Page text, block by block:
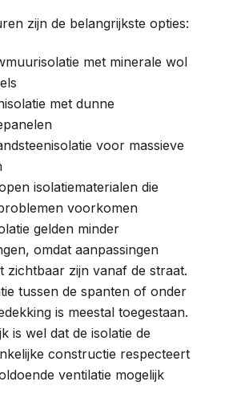
zijn de belangrijkste opties:
met minerale wol
met dunne
voor massieve
isolatiematerialen die
voorkomen
gelden minder
omdat aanpassingen
zichtbaar zijn vanaf de straat.
tussen de spanten of onder
is meestal toegestaan.
is wel dat de isolatie de
constructie respecteert
ventilatie mogelijk